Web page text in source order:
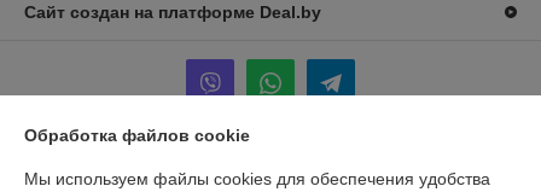
Сайт создан на платформе Deal.by
Информация для покупателя
Обработка файлов cookie
Мы используем файлы cookies для обеспечения удобства